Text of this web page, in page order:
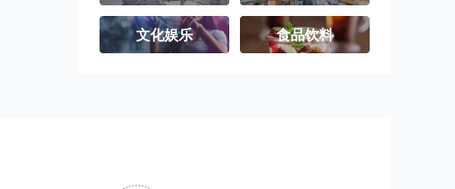
族自治县
永川区 南川区
文化娱乐 食品饮料